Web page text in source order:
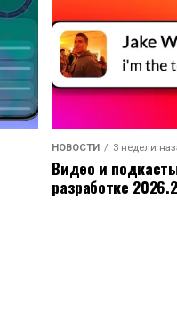
НОВОСТИ 3 недели
Видео и
разработке